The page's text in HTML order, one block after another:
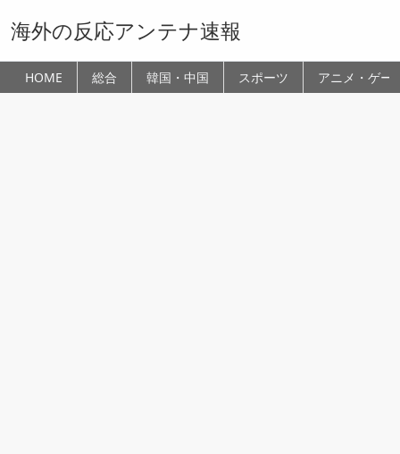
海外の反応アンテナ速報
HOME 総合 韓国・中国 スポーツ アニメ・ゲー